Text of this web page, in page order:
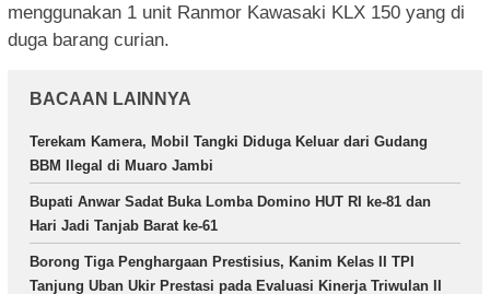
menggunakan 1 unit Ranmor Kawasaki KLX 150 yang di
duga barang curian.
BACAAN LAINNYA
Terekam Kamera, Mobil Tangki Diduga Keluar dari Gudang
BBM Ilegal di Muaro Jambi
Bupati Anwar Sadat Buka Lomba Domino HUT RI ke-81 dan
Hari Jadi Tanjab Barat ke-61
Borong Tiga Penghargaan Prestisius, Kanim Kelas II TPI
Tanjung Uban Ukir Prestasi pada Evaluasi Kinerja Triwulan II